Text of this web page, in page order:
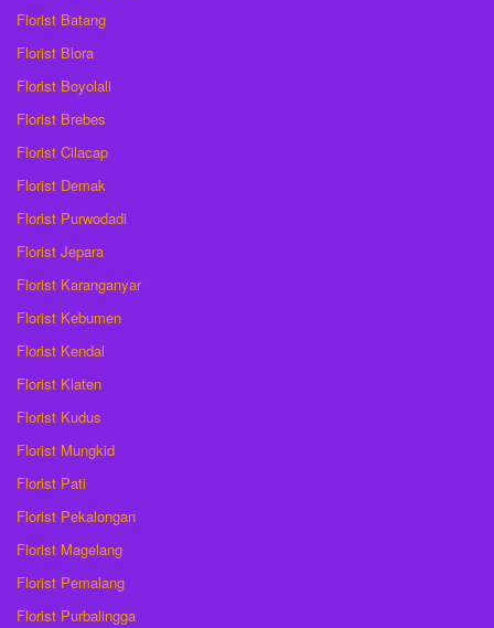
Florist Batang
Florist Blora
Florist Boyolali
Florist Brebes
Florist Cilacap
Florist Demak
Florist Purwodadi
Florist Jepara
Florist Karanganyar
Florist Kebumen
Florist Kendal
Florist Klaten
Florist Kudus
Florist Mungkid
Florist Pati
Florist Pekalongan
Florist Magelang
Florist Pemalang
Florist Purbalingga